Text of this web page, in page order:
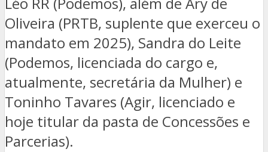
Oliveira (PRTB, suplente que exerceu o
mandato em 2025), Sandra do Leite
(Podemos, licenciada do cargo e,
atualmente, secretária da Mulher) e
Toninho Tavares (Agir, licenciado e
hoje titular da pasta de Concessões e
Parcerias).